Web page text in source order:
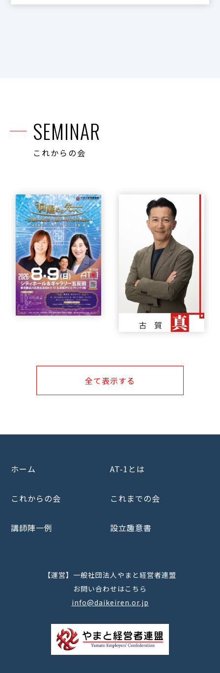
SEMINAR
これからの会
全て表示する
【運営】一般社団法人やまと経営者連盟
お問い合わせはこちら
info@daikeiren.or.jp
ホーム AT-1とは
これからの会 これまでの会
講師陣一例 設立趣意書